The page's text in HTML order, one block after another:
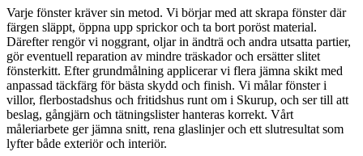
Varje fönster kräver sin metod. Vi börjar med att skrapa fönster där
färgen släppt, öppna upp sprickor och ta bort poröst material.
Därefter rengör vi noggrant, oljar in ändträ och andra utsatta partier,
gör eventuell reparation av mindre träskador och ersätter slitet
fönsterkitt. Efter grundmålning applicerar vi flera jämna skikt med
anpassad täckfärg för bästa skydd och finish. Vi målar fönster i
villor, flerbostadshus och fritidshus runt om i Skurup, och ser till att
beslag, gångjärn och tätningslister hanteras korrekt. Vårt
måleriarbete ger jämna snitt, rena glaslinjer och ett slutresultat som
lyfter både exteriör och interiör.